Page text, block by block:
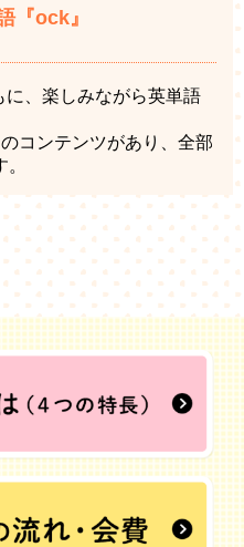
『ock』
、楽しみながら英単語
コンテンツがあり、全部